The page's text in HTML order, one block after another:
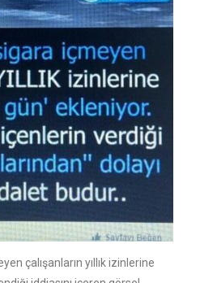
çalışanların yıllık izinlerine